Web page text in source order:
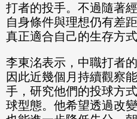
打者的投手。不過隨著
自身條件與理想仍有差
真正適合自己的生存方式
李東洺表示，中職打者
因此近幾個月持續觀察
手，研究他們的投球方
球型態。他希望透過改